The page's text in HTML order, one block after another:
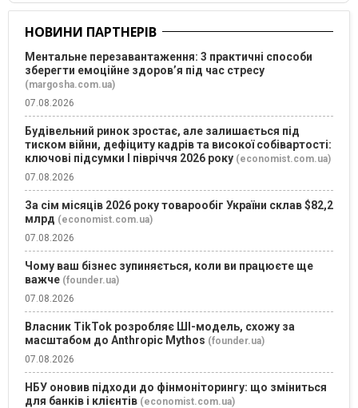
НОВИНИ ПАРТНЕРІВ
Ментальне перезавантаження: 3 практичні способи
зберегти емоційне здоров’я під час стресу
(margosha.com.ua)
07.08.2026
Будівельний ринок зростає, але залишається під
тиском війни, дефіциту кадрів та високої собівартості:
ключові підсумки І півріччя 2026 року (economist.com.ua)
07.08.2026
За сім місяців 2026 року товарообіг України склав $82,2
млрд (economist.com.ua)
07.08.2026
Чому ваш бізнес зупиняється, коли ви працюєте ще
важче (founder.ua)
07.08.2026
Власник TikTok розробляє ШІ-модель, схожу за
масштабом до Anthropic Mythos (founder.ua)
07.08.2026
НБУ оновив підходи до фінмоніторингу: що зміниться
для банків і клієнтів (economist.com.ua)